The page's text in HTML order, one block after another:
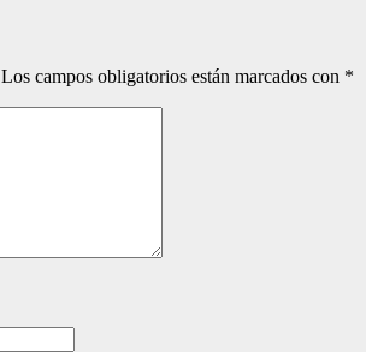
Los campos obligatorios están marcados con *